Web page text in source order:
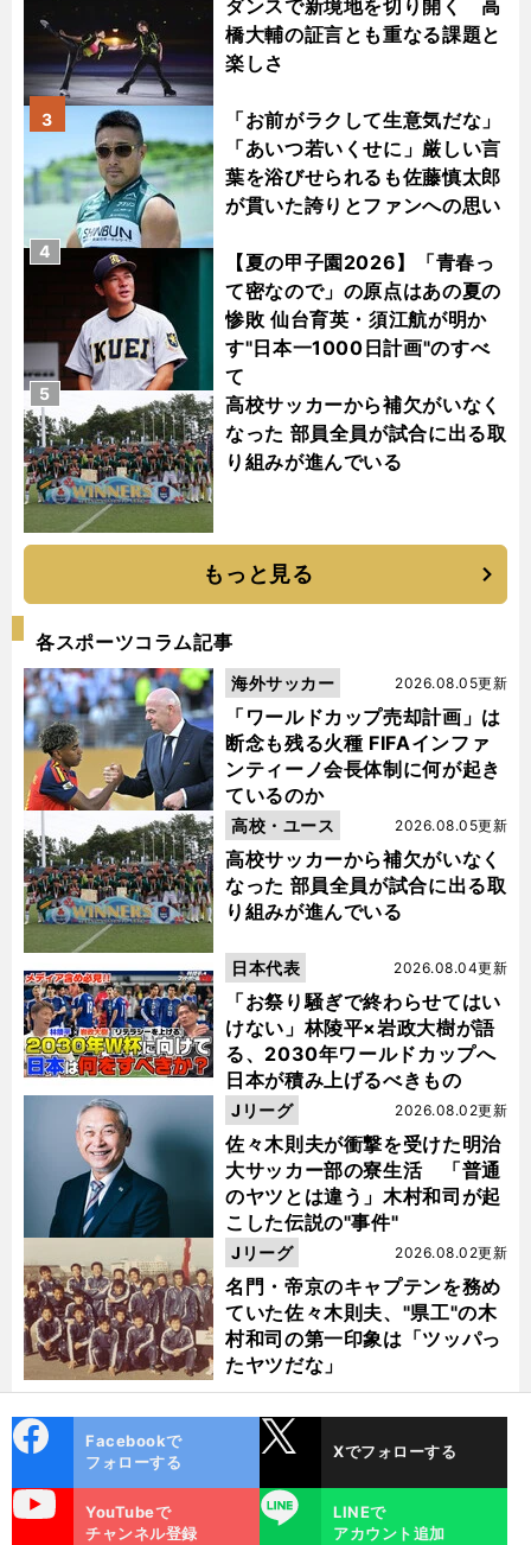
ダンスで新境地を切り開く 高
橋大輔の証言とも重なる課題と
楽しさ
「お前がラクして生意気だな」
「あいつ若いくせに」厳しい言
葉を浴びせられるも佐藤慎太郎
が貫いた誇りとファンへの思い
3
【夏の甲子園2026】「青春っ
て密なので」の原点はあの夏の
惨敗 仙台育英・須江航が明か
す"日本一1000日計画"のすべ
て
4
高校サッカーから補欠がいなく
なった 部員全員が試合に出る取
り組みが進んでいる
5
もっと見る
各スポーツコラム記事
「ワールドカップ売却計画」は
断念も残る火種 FIFAインファ
ンティーノ会長体制に何が起き
ているのか
2026.08.05更新
海外サッカー
高校サッカーから補欠がいなく
なった 部員全員が試合に出る取
り組みが進んでいる
2026.08.05更新
高校・ユース
「お祭り騒ぎで終わらせてはい
けない」林陵平×岩政大樹が語
る、2030年ワールドカップへ
日本が積み上げるべきもの
2026.08.04更新
日本代表
佐々木則夫が衝撃を受けた明治
大サッカー部の寮生活 「普通
のヤツとは違う」木村和司が起
こした伝説の"事件"
2026.08.02更新
Jリーグ
名門・帝京のキャプテンを務め
ていた佐々木則夫、"県工"の木
村和司の第一印象は「ツッパっ
たヤツだな」
2026.08.02更新
Jリーグ
ok
Facebookで
フォローする
Xでフォローする
YouTubeで
チャンネル登録
LINE
LINEで
アカウント追加